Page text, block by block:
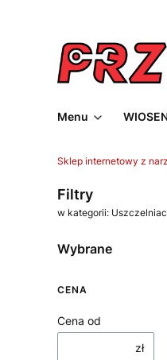
Menu
Sklep internetowy z
Filtry
w kategorii:
Wybrane
CENA
Cena od
zł